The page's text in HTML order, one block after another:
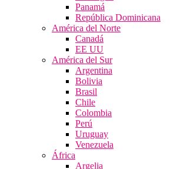
Panamá
República Dominicana
América del Norte
Canadá
EE UU
América del Sur
Argentina
Bolivia
Brasil
Chile
Colombia
Perú
Uruguay
Venezuela
África
Argelia